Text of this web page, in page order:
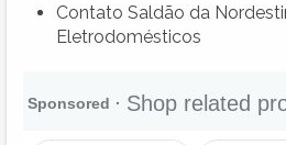
Contato Saldão da
Eletrodomésticos